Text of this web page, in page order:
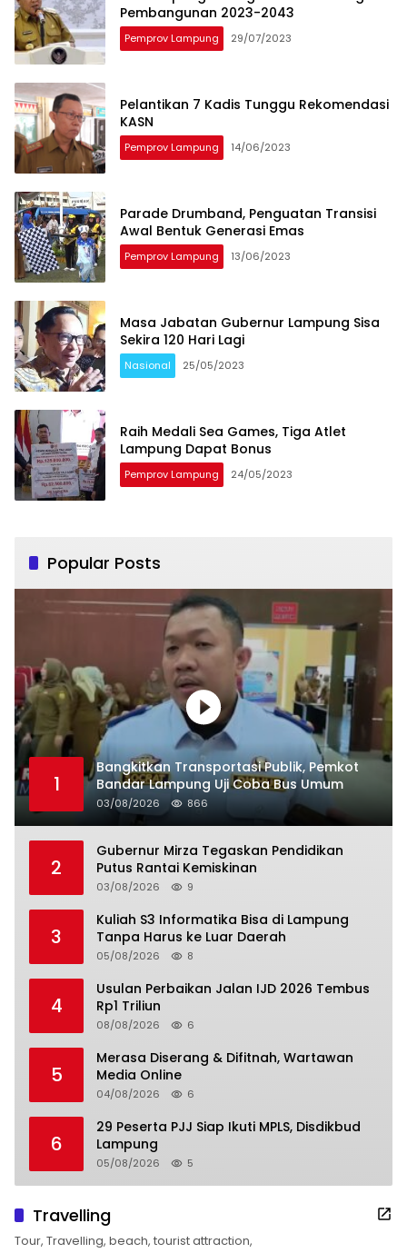
Pembangunan 2023-2043
Pemprov Lampung 29/07/2023
Pelantikan 7 Kadis Tunggu Rekomendasi
KASN
Pemprov Lampung 14/06/2023
Parade Drumband, Penguatan Transisi
Awal Bentuk Generasi Emas
Pemprov Lampung 13/06/2023
Masa Jabatan Gubernur Lampung Sisa
Sekira 120 Hari Lagi
Nasional 25/05/2023
Raih Medali Sea Games, Tiga Atlet
Lampung Dapat Bonus
Pemprov Lampung 24/05/2023
Popular Posts
1
Bangkitkan Transportasi Publik, Pemkot
Bandar Lampung Uji Coba Bus Umum
03/08/2026 866
2
Gubernur Mirza Tegaskan Pendidikan
Putus Rantai Kemiskinan
03/08/2026 9
3
Kuliah S3 Informatika Bisa di Lampung
Tanpa Harus ke Luar Daerah
05/08/2026 8
4
Usulan Perbaikan Jalan IJD 2026 Tembus
Rp1 Triliun
08/08/2026 6
5
Merasa Diserang & Difitnah, Wartawan
Media Online
04/08/2026 6
6
29 Peserta PJJ Siap Ikuti MPLS, Disdikbud
Lampung
05/08/2026 5
Travelling
Tour, Travelling, beach, tourist attraction,